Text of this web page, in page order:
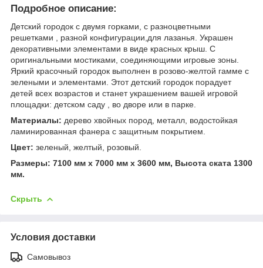
Подробное описание:
Детский городок с двумя горками, с разноцветными
решетками , разной конфигурации,для лазанья. Украшен
декоративными элементами в виде красных крыш. С
оригинальными мостиками, соединяющими игровые зоны.
Яркий красочный городок выполнен в розово-желтой гамме с
зелеными и элементами. Этот детский городок порадует
детей всех возрастов и станет украшением вашей игровой
площадки: детском саду , во дворе или в парке.
Материалы: дерево хвойных пород, металл, водостойкая
ламинированная фанера с защитным покрытием.
Цвет: зеленый, желтый, розовый.
Размеры: 7100 мм х 7000 мм х 3600 мм, Высота ската 1300
мм.
Скрыть
Условия доставки
Самовывоз